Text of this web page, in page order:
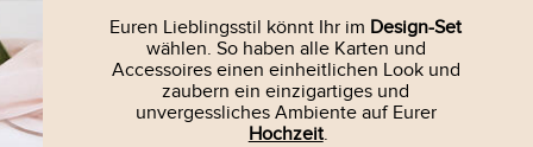
Euren Lieblingsstil könnt Ihr im Design-Set
wählen. So haben alle Karten und
Accessoires einen einheitlichen Look und
zaubern ein einzigartiges und
unvergessliches Ambiente auf Eurer
Hochzeit.